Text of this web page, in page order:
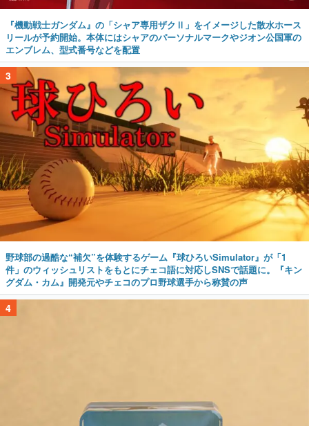
『機動戦士ガンダム』の「シャア専用ザクⅡ」をイメージした散水ホース
リールが予約開始。本体にはシャアのパーソナルマークやジオン公国軍の
エンブレム、型式番号などを配置
3
野球部の過酷な“補欠”を体験するゲーム『球ひろいSimulator』が「1
件」のウィッシュリストをもとにチェコ語に対応しSNSで話題に。『キン
グダム・カム』開発元やチェコのプロ野球選手から称賛の声
4